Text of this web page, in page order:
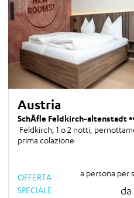
Austria
SchÄfle Feldkirch-altenstadt
Feldkirch, 1 o 2 notti,
prima colazione
OFFERTA
SPECIALE
a persona per
da